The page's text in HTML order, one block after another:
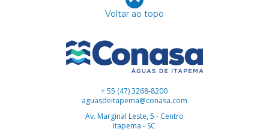
Voltar ao topo
+ 55 (47) 3268-8200
aguasdeitapema@conasa.com
Av. Marginal Leste, 5 - Centro
Itapema - SC